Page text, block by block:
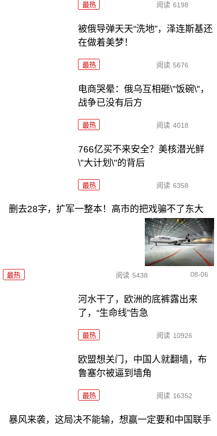
最热 阅读 6198
被俄导弹天天“洗地”，泽连斯基还
在做着美梦！
最热 阅读 5676
电商哭晕：俄乌互相砸\"饭碗\"，
战争已没有后方
最热 阅读 4018
766亿买不来安全？美核潜光鲜
\"大计划\"的背后
最热 阅读 6358
删去28字，扩军一整本！高市的把戏骗不了东大
最热 阅读 5438 08-06
河水干了，欧洲的底裤露出来
了，“生命线”告急
最热 阅读 10926
欧盟想关门，中国人就翻墙，布
鲁塞尔被逼到墙角
最热 阅读 16352
暴风来袭，这局决不能输，想赢一定要和中国联手